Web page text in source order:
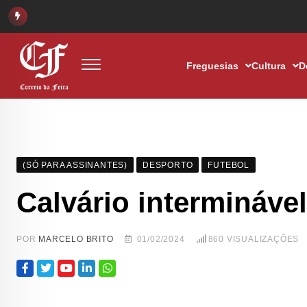
Freguesias Cultura
(SÓ PARA ASSINANTES) DESPORTO FUTEBOL
Calvário interminável
POR MARCELO BRITO 01/02/2024 860 VISUALIZAÇÕES